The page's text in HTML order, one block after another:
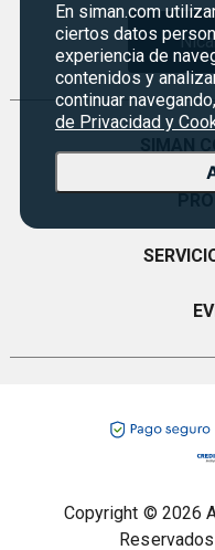
En siman.com
ciertos datos
experiencia de
contenidos y
continuar
de Privacidad y
Copyright © 2026